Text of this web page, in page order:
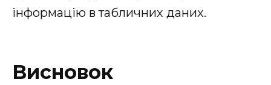
інформацію в табличних даних.
Висновок